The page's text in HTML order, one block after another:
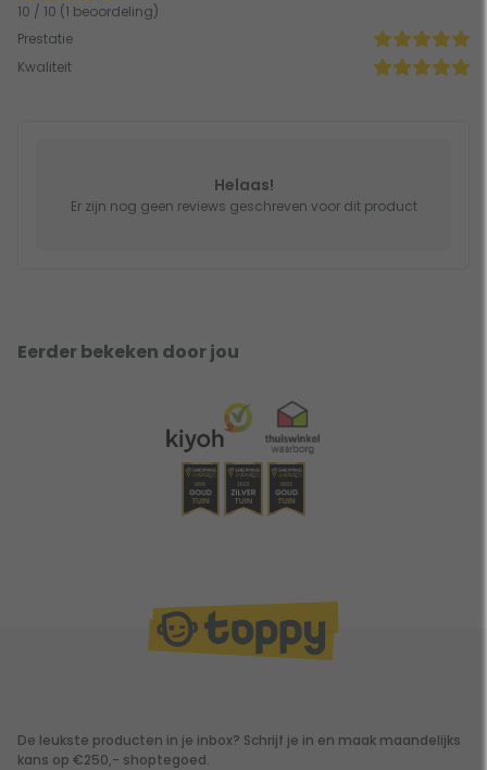
10 / 10 (1 beoordeling)
Prestatie
Kwaliteit
Helaas!
Er zijn nog geen reviews geschreven voor dit product
Eerder bekeken door jou
De leukste producten in je inbox? Schrijf je in en maak maandelijks
kans op €250,- shoptegoed.